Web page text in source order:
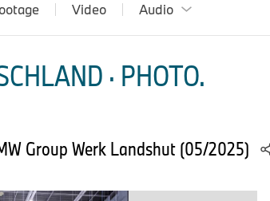
Video Audio
· PHOTO.
Group Werk Landshut (05/2025)